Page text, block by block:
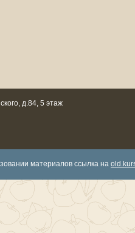
д.84, 5 этаж
материалов ссылка на